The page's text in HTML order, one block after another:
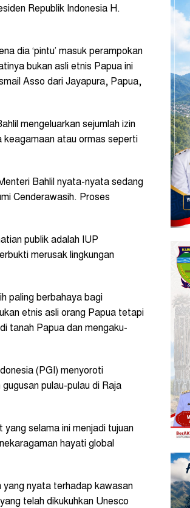
Republik Indonesia H.
dia ‘pintu’ masuk perampokan
bukan asli etnis Papua ini
Asso dari Jayapura, Papua,
mengeluarkan sejumlah izin
keagamaan atau ormas seperti
Bahlil nyata-nyata sedang
Cenderawasih. Proses
publik adalah IUP
merusak lingkungan
paling berbahaya bagi
etnis asli orang Papua tetapi
tanah Papua dan mengaku-
(PGI) menyoroti
pulau-pulau di Raja
selama ini menjadi tujuan
hayati global
yang nyata terhadap kawasan
telah dikukuhkan Unesco